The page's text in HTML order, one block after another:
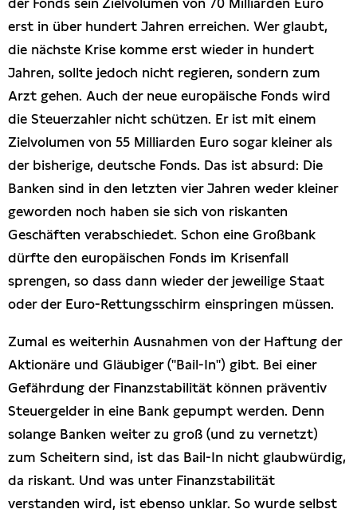
der Fonds sein Zielvolumen von 70 Milliarden Euro
erst in über hundert Jahren erreichen. Wer glaubt,
die nächste Krise komme erst wieder in hundert
Jahren, sollte jedoch nicht regieren, sondern zum
Arzt gehen. Auch der neue europäische Fonds wird
die Steuerzahler nicht schützen. Er ist mit einem
Zielvolumen von 55 Milliarden Euro sogar kleiner als
der bisherige, deutsche Fonds. Das ist absurd: Die
Banken sind in den letzten vier Jahren weder kleiner
geworden noch haben sie sich von riskanten
Geschäften verabschiedet. Schon eine Großbank
dürfte den europäischen Fonds im Krisenfall
sprengen, so dass dann wieder der jeweilige Staat
oder der Euro-Rettungsschirm einspringen müssen.
Zumal es weiterhin Ausnahmen von der Haftung der
Aktionäre und Gläubiger ("Bail-In") gibt. Bei einer
Gefährdung der Finanzstabilität können präventiv
Steuergelder in eine Bank gepumpt werden. Denn
solange Banken weiter zu groß (und zu vernetzt)
zum Scheitern sind, ist das Bail-In nicht glaubwürdig,
da riskant. Und was unter Finanzstabilität
verstanden wird, ist ebenso unklar. So wurde selbst